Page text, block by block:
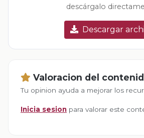
descárgalo
Descargar
Valoracion del
Tu opinion ayuda a mejorar los
Inicia sesion para valorar este